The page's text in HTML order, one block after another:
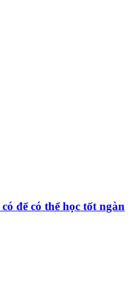
để có thể học tốt ngàn